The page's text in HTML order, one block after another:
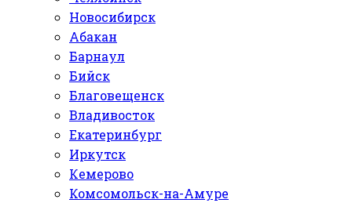
Новосибирск
Абакан
Барнаул
Бийск
Благовещенск
Владивосток
Екатеринбург
Иркутск
Кемерово
Комсомольск-на-Амуре